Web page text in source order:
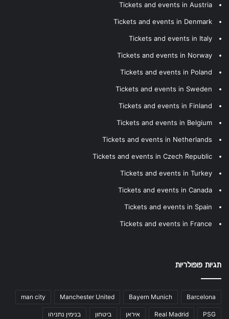
Tickets and events in Austria
Tickets and events in Denmark
Tickets and events in Italy
Tickets and events in Norway
Tickets and events in Poland
Tickets and events in Sweden
Tickets and events in Finland
Tickets and events in Belgium
Tickets and events in Netherlands
Tickets and events in Czech Republic
Tickets and events in Turkey
Tickets and events in Canada
Tickets and events in Spain
Tickets and events in France
תגיות פופולריות
Barcelona
Bayern Munich
Manchester United
man city
PSG
Real Madrid איראן ביטחון בנימין נתניהו